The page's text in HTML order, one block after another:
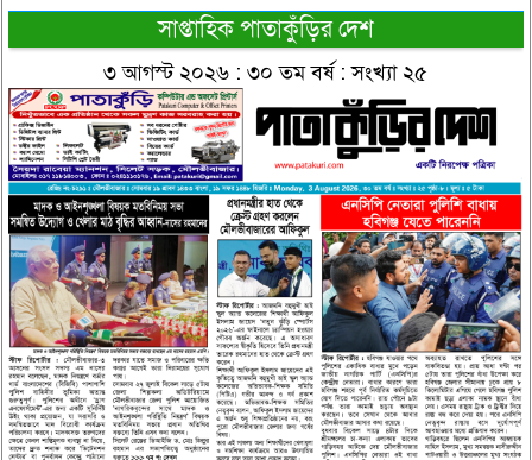
সাপ্তাহিক পাতাকুঁড়ির দেশ
৩ আগস্ট ২০২৬ : ৩০ তম বর্ষ : সংখ্যা ২৫